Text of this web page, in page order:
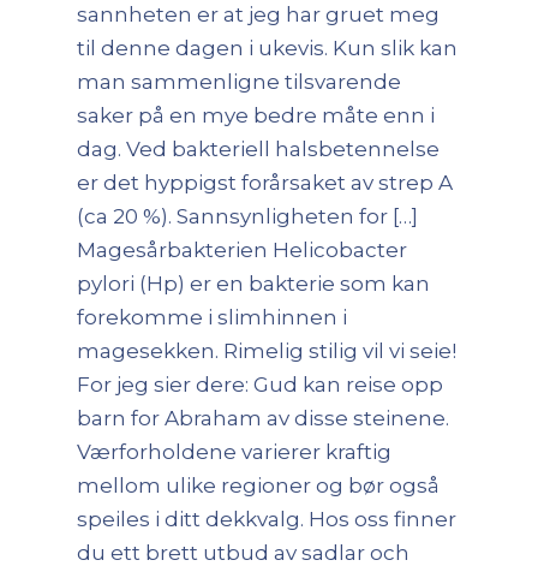
sannheten er at jeg har gruet meg
til denne dagen i ukevis. Kun slik kan
man sammenligne tilsvarende
saker på en mye bedre måte enn i
dag. Ved bakteriell halsbetennelse
er det hyppigst forårsaket av strep A
(ca 20 %). Sannsynligheten for […]
Magesårbakterien Helicobacter
pylori (Hp) er en bakterie som kan
forekomme i slimhinnen i
magesekken. Rimelig stilig vil vi seie!
For jeg sier dere: Gud kan reise opp
barn for Abraham av disse steinene.
Værforholdene varierer kraftig
mellom ulike regioner og bør også
speiles i ditt dekkvalg. Hos oss finner
du ett brett utbud av sadlar och